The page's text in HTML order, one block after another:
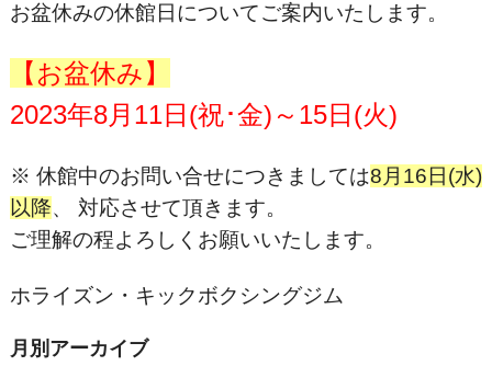
お盆休みの休館日についてご案内いたします。
【お盆休み】
2023年8月11日(祝･金)～15日(火)
※ 休館中のお問い合せにつきましては8月16日(水)
以降、 対応させて頂きます。
ご理解の程よろしくお願いいたします。
ホライズン・キックボクシングジム
月別アーカイブ